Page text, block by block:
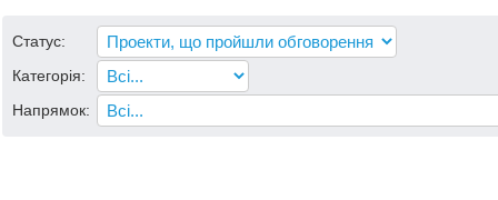
Статус:
Категорія:
Напрямок: